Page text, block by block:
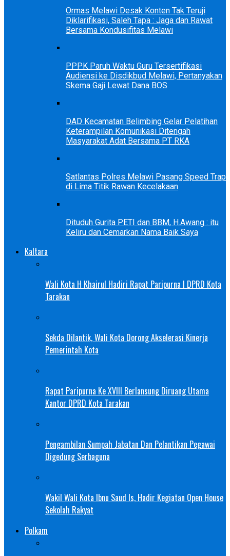
Ormas Melawi Desak Konten Tak Teruji
Diklarifikasi, Saleh Tapa : Jaga dan Rawat
Bersama Kondusifitas Melawi
PPPK Paruh Waktu Guru Tersertifikasi
Audiensi ke Disdikbud Melawi, Pertanyakan
Skema Gaji Lewat Dana BOS
DAD Kecamatan Belimbing Gelar Pelatihan
Keterampilan Komunikasi Ditengah
Masyarakat Adat Bersama PT RKA
Satlantas Polres Melawi Pasang Speed Trap
di Lima Titik Rawan Kecelakaan
Dituduh Gurita PETI dan BBM, H.Awang : itu
Keliru dan Cemarkan Nama Baik Saya
Kaltara
Wali Kota H Khairul Hadiri Rapat Paripurna I DPRD Kota
Tarakan
Sekda Dilantik, Wali Kota Dorong Akselerasi Kinerja
Pemerintah Kota
Rapat Paripurna Ke XVIII Berlansung Diruang Utama
Kantor DPRD Kota Tarakan
Pengambilan Sumpah Jabatan Dan Pelantikan Pegawai
Digedung Serbaguna
Wakil Wali Kota Ibnu Saud Is, Hadir Kegiatan Open House
Sekolah Rakyat
Polkam